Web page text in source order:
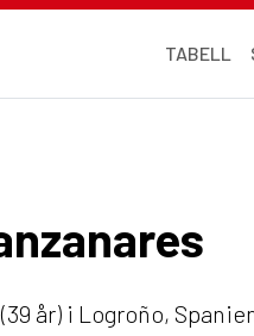
TABELL
år) i Logroño,